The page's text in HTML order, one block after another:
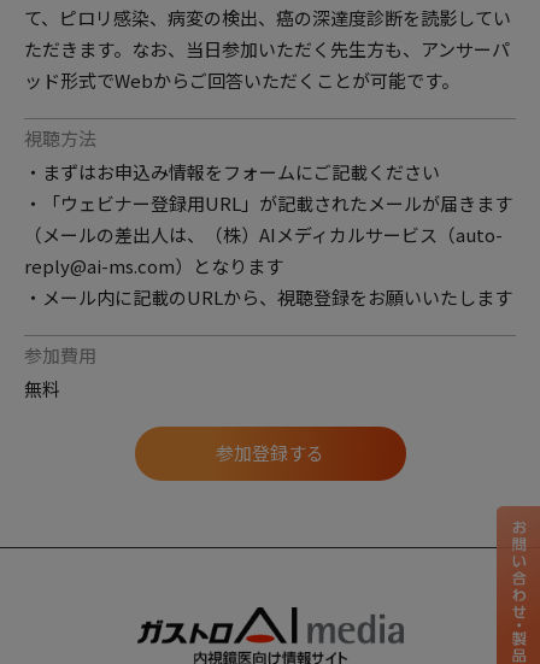
て、ピロリ感染、病変の検出、癌の深達度診断を読影してい
ただきます。なお、当日参加いただく先生方も、アンサーパ
ッド形式でWebからご回答いただくことが可能です。
視聴方法
・まずはお申込み情報をフォームにご記載ください
・「ウェビナー登録用URL」が記載されたメールが届きます
（メールの差出人は、（株）AIメディカルサービス（auto-
reply@ai-ms.com）となります
・メール内に記載のURLから、視聴登録をお願いいたします
参加費用
無料
参加登録する